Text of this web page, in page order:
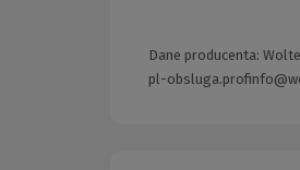
Dane producenta:
pl-